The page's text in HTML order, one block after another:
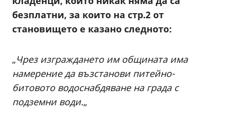
безплатни, за които на стр.2 от
становището е казано следното:
„Чрез изграждането им общината има
намерение да възстанови питейно-
битовото водоснабдяване на града с
подземни води.„